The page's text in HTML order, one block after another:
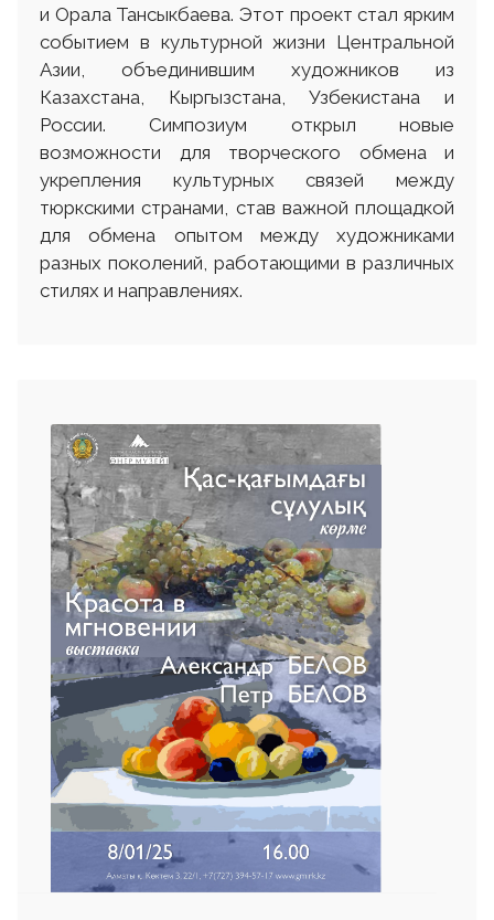
и Орала Тансыкбаева. Этот проект стал ярким
событием в культурной жизни Центральной
Азии, объединившим художников из
Казахстана, Кыргызстана, Узбекистана и
России. Симпозиум открыл новые
возможности для творческого обмена и
укрепления культурных связей между
тюркскими странами, став важной площадкой
для обмена опытом между художниками
разных поколений, работающими в различных
стилях и направлениях.